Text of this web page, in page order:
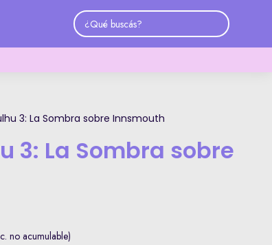
3: La Sombra sobre Innsmouth
3: La Sombra sobre
no acumulable)